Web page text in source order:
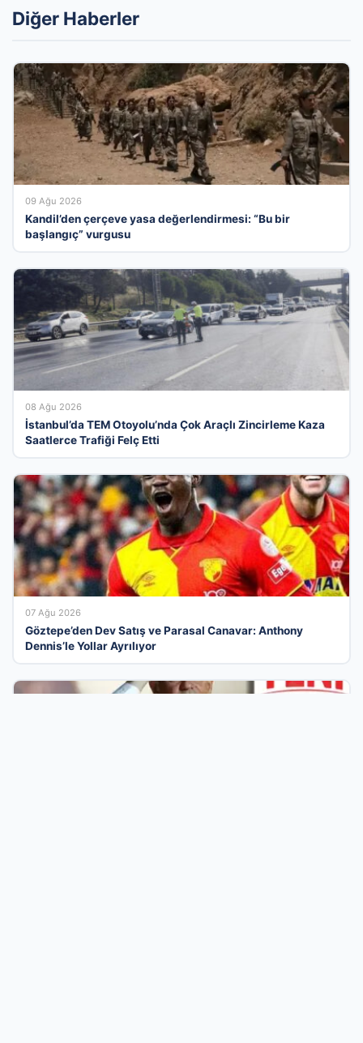
Diğer Haberler
09 Ağu 2026
Kandil’den çerçeve yasa değerlendirmesi: “Bu bir
başlangıç” vurgusu
08 Ağu 2026
İstanbul’da TEM Otoyolu’nda Çok Araçlı Zincirleme Kaza
Saatlerce Trafiği Felç Etti
07 Ağu 2026
Göztepe’den Dev Satış ve Parasal Canavar: Anthony
Dennis’le Yollar Ayrılıyor